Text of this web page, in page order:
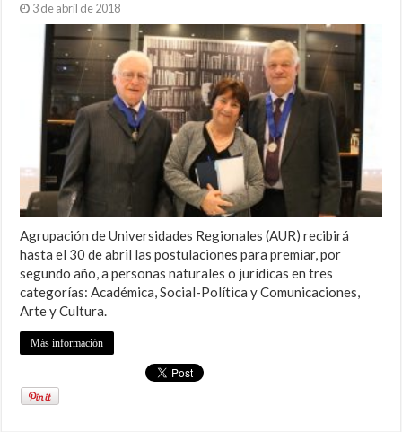
3 de abril de 2018
Agrupación de Universidades Regionales (AUR) recibirá
hasta el 30 de abril las postulaciones para premiar, por
segundo año, a personas naturales o jurídicas en tres
categorías: Académica, Social-Política y Comunicaciones,
Arte y Cultura.
Más información